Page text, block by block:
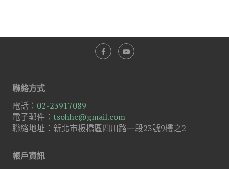
聯絡方式
電話： 02-23917089
電子郵件： tsohhc@gmail.com
聯絡地址：新北市板橋區四川路一段23號9樓之2
帳戶資訊